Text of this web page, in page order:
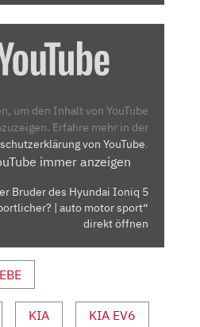
um den Inhalt von YouTube
Erfahre mehr in der
von YouTube.
immer anzeigen
Bruder des Hyundai Ioniq 5
| auto motor sport“
direkt öffnen
KIA KIA EV6